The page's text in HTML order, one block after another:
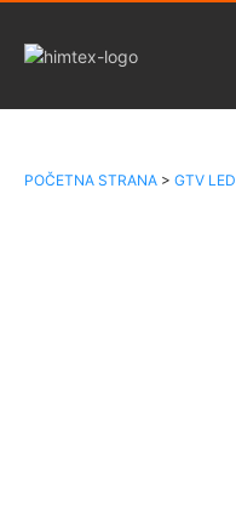
POČETNA STRANA > GTV LED